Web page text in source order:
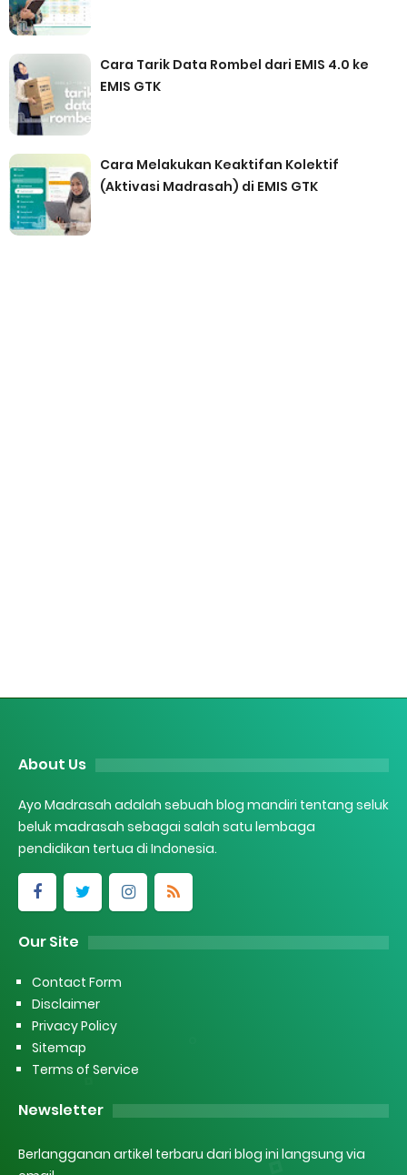
Cara Tarik Data Rombel dari EMIS 4.0 ke
EMIS GTK
Cara Melakukan Keaktifan Kolektif
(Aktivasi Madrasah) di EMIS GTK
About Us
Ayo Madrasah adalah sebuah blog mandiri tentang seluk
beluk madrasah sebagai salah satu lembaga
pendidikan tertua di Indonesia.
Our Site
Contact Form
Disclaimer
Privacy Policy
Sitemap
Terms of Service
Newsletter
Berlangganan artikel terbaru dari blog ini langsung via